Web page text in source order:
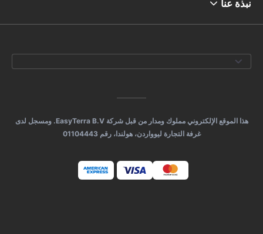
نبذة عنا
هذا الموقع الإلكتروني مملوك ومدار من قبل شركة EasyTerra B.V. ومسجل لدى
غرفة التجارة ليوواردن، هولندا، رقم 01104443